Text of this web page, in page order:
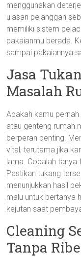
menggunakan
ulasan pelanggan
memiliki sistem
pakaianmu berada.
sampai pakaiannya
Jasa
Masalah
Apakah kamu
atau genteng rumah
berperan penting.
vital, terutama jika
lama. Cobalah tanya
Pastikan tukang
menunjukkan hasil
malu untuk bertanya
kejutan saat
Cleaning
Tanpa